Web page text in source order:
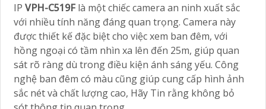
IP VPH-C519F là một chiếc camera an ninh xuất sắc
với nhiều tính năng đáng quan trọng. Camera này
được thiết kế đặc biệt cho việc xem ban đêm, với
hồng ngoại có tầm nhìn xa lên đến 25m, giúp quan
sát rõ ràng dù trong điều kiện ánh sáng yếu. Công
nghệ ban đêm có màu cũng giúp cung cấp hình ảnh
sắc nét và chất lượng cao, Hãy Tin rằng không bỏ